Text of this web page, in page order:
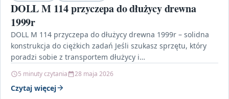
DOLL M 114 przyczepa do dłużycy drewna
1999r
DOLL M 114 przyczepa do dłużycy drewna 1999r – solidna
konstrukcja do ciężkich zadań Jeśli szukasz sprzętu, który
poradzi sobie z transportem dłużycy i…
5 minuty czytania 28 maja 2026
Czytaj więcej